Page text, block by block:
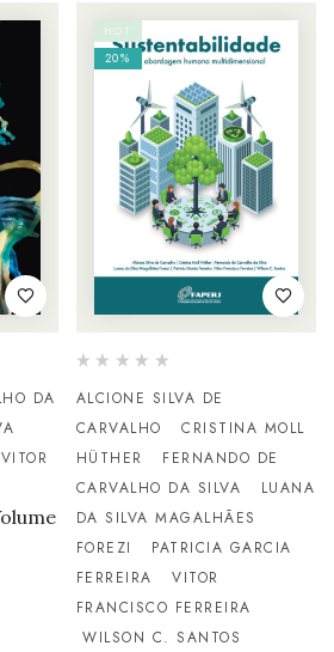
DA
VITOR
HOT
20%
ALCIONE SILVA DE
CARVALHO
CRISTINA MOLL
HÜTHER
FERNANDO DE
CARVALHO DA SILVA
LUANA
DA SILVA MAGALHÃES
FOREZI
PATRICIA GARCIA
FERREIRA
VITOR
FRANCISCO FERREIRA
WILSON C. SANTOS